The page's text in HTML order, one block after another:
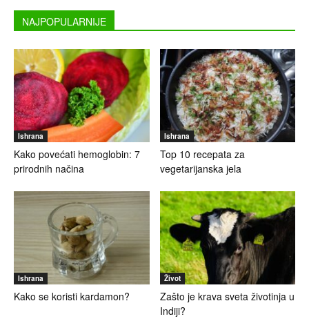
NAJPOPULARNIJE
Ishrana
Kako povećati hemoglobin: 7
prirodnih načina
Ishrana
Top 10 recepata za
vegetarijanska jela
Ishrana
Kako se koristi kardamon?
Život
Zašto je krava sveta životinja u
Indiji?